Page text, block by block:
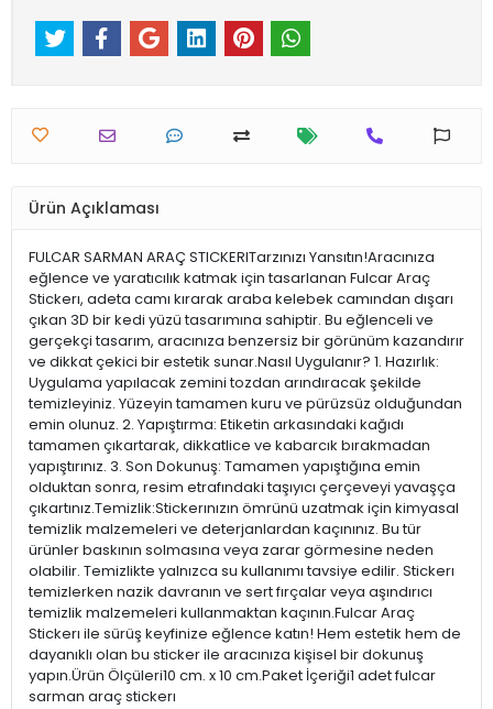
Ürün Açıklaması
FULCAR SARMAN ARAÇ STICKERITarzınızı Yansıtın!Aracınıza
eğlence ve yaratıcılık katmak için tasarlanan Fulcar Araç
Stickerı, adeta camı kırarak araba kelebek camından dışarı
çıkan 3D bir kedi yüzü tasarımına sahiptir. Bu eğlenceli ve
gerçekçi tasarım, aracınıza benzersiz bir görünüm kazandırır
ve dikkat çekici bir estetik sunar.Nasıl Uygulanır? 1. Hazırlık:
Uygulama yapılacak zemini tozdan arındıracak şekilde
temizleyiniz. Yüzeyin tamamen kuru ve pürüzsüz olduğundan
emin olunuz. 2. Yapıştırma: Etiketin arkasındaki kağıdı
tamamen çıkartarak, dikkatlice ve kabarcık bırakmadan
yapıştırınız. 3. Son Dokunuş: Tamamen yapıştığına emin
olduktan sonra, resim etrafındaki taşıyıcı çerçeveyi yavaşça
çıkartınız.Temizlik:Stickerınızın ömrünü uzatmak için kimyasal
temizlik malzemeleri ve deterjanlardan kaçınınız. Bu tür
ürünler baskının solmasına veya zarar görmesine neden
olabilir. Temizlikte yalnızca su kullanımı tavsiye edilir. Stickerı
temizlerken nazik davranın ve sert fırçalar veya aşındırıcı
temizlik malzemeleri kullanmaktan kaçının.Fulcar Araç
Stickerı ile sürüş keyfinize eğlence katın! Hem estetik hem de
dayanıklı olan bu sticker ile aracınıza kişisel bir dokunuş
yapın.Ürün Ölçüleri10 cm. x 10 cm.Paket İçeriği1 adet fulcar
sarman araç stickerı